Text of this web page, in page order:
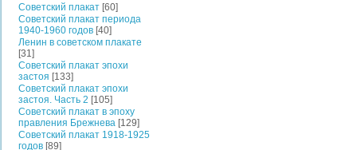
Советский плакат [60]
Советский плакат периода
1940-1960 годов [40]
Ленин в советском плакате
[31]
Советский плакат эпохи
застоя [133]
Советский плакат эпохи
застоя. Часть 2 [105]
Советский плакат в эпоху
правления Брежнева [129]
Советский плакат 1918-1925
годов [89]